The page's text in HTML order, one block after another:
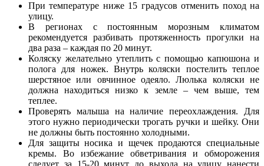
При температуре ниже 15 градусов отменить поход на
улицу.
В регионах с постоянным морозным климатом
рекомендуется разбивать протяженность прогулки на
два раза – каждая по 20 минут.
Коляску желательно утеплить с помощью капюшона и
полога для ножек. Внутрь коляски постелить теплое
шерстяное или овчинное одеяло. Люлька коляски не
должна находиться низко к земле – чем выше, тем
теплее.
Проверять малыша на наличие переохлаждения. Для
этого нужно периодически трогать ручки и шейку. Они
не должны быть постоянно холодными.
Для защиты носика и щечек продаются специальные
кремы. Во избежание обветривания и обморожения